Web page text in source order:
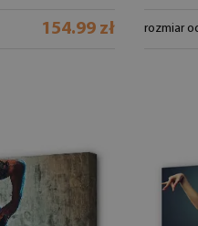
154.99 zł rozmiar